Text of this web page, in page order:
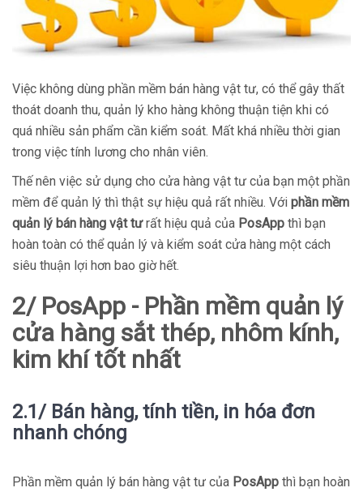
Việc không dùng phần mềm bán hàng vật tư, có thể gây thất
thoát doanh thu, quản lý kho hàng không thuận tiện khi có
quá nhiều sản phẩm cần kiểm soát. Mất khá nhiều thời gian
trong việc tính lương cho nhân viên.
Thế nên việc sử dụng cho cửa hàng vật tư của bạn một phần
mềm để quản lý thì thật sự hiệu quả rất nhiều. Với phần mềm
quản lý bán hàng vật tưrất hiệu quả của PosApp thì bạn
hoàn toàn có thể quản lý và kiểm soát cửa hàng một cách
siêu thuận lợi hơn bao giờ hết.
2/ PosApp - Phần mềm quản lý
cửa hàng sắt thép, nhôm kính,
kim khí tốt nhất
2.1/ Bán hàng, tính tiền, in hóa đơn
nhanh chóng
Phần mềm quản lý bán hàng vật tư của PosApp thì bạn hoàn